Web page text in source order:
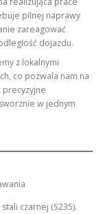
pilnej naprawy
zareagować
dojazdu.
z lokalnymi
co pozwala nam na
w jednym
czarnej (S235).